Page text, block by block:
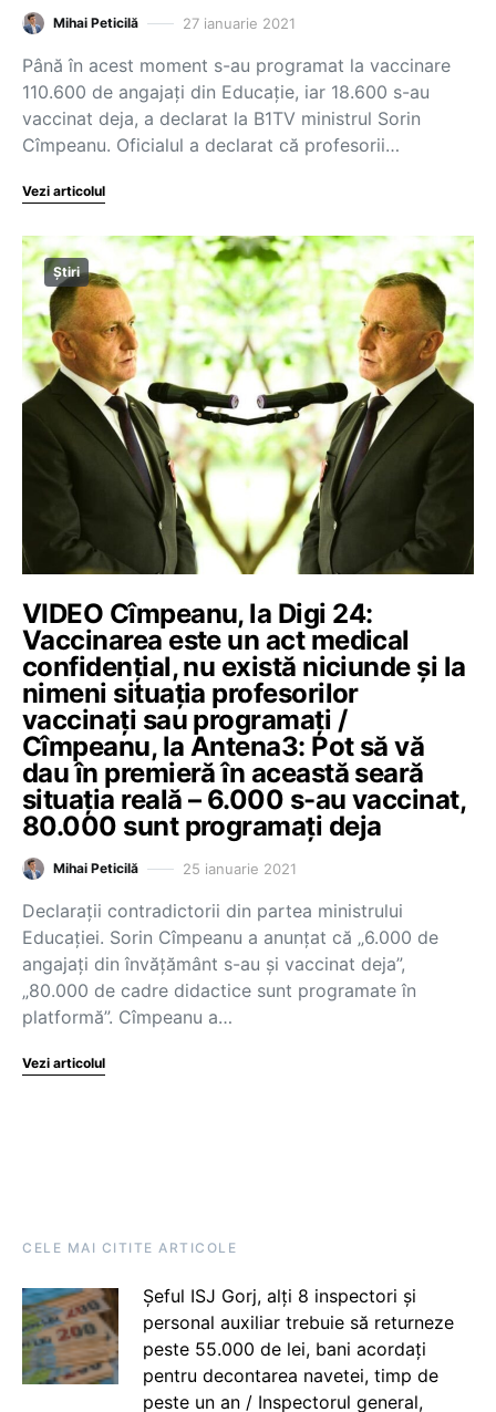
Mihai Peticilă 27 ianuarie 2021
Până în acest moment s-au programat la vaccinare
110.600 de angajați din Educație, iar 18.600 s-au
vaccinat deja, a declarat la B1TV ministrul Sorin
Cîmpeanu. Oficialul a declarat că profesorii…
Vezi articolul
Știri
VIDEO Cîmpeanu, la Digi 24:
Vaccinarea este un act medical
confidențial, nu există niciunde și la
nimeni situația profesorilor
vaccinați sau programați /
Cîmpeanu, la Antena3: Pot să vă
dau în premieră în această seară
situația reală – 6.000 s-au vaccinat,
80.000 sunt programați deja
Mihai Peticilă 25 ianuarie 2021
Declarații contradictorii din partea ministrului
Educației. Sorin Cîmpeanu a anunțat că „6.000 de
angajați din învățământ s-au și vaccinat deja”,
„80.000 de cadre didactice sunt programate în
platformă”. Cîmpeanu a…
Vezi articolul
CELE MAI CITITE ARTICOLE
Șeful ISJ Gorj, alți 8 inspectori și
personal auxiliar trebuie să returneze
peste 55.000 de lei, bani acordați
pentru decontarea navetei, timp de
peste un an / Inspectorul general,